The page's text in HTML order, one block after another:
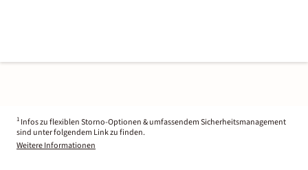
1 Infos zu flexiblen Storno-Optionen & umfassendem Sicherheitsmanagement
sind unter folgendem Link zu finden.
Weitere Informationen